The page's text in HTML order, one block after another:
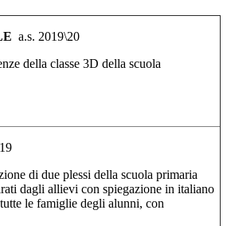
a.s. 2019\20
della classe 3D della scuola
di due plessi della scuola primaria
dagli allievi con spiegazione in italiano
le famiglie degli alunni, con